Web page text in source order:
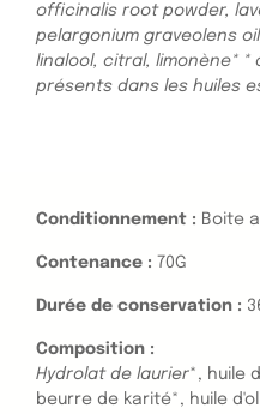
officinalis root powder,
pelargonium graveolens
linalool, citral, limonène*
présents dans les huiles
Conditionnement : Boite
Contenance : 70G
Durée de conservation :
Composition :
Hydrolat de laurier*, huile
beurre de karité*, huile